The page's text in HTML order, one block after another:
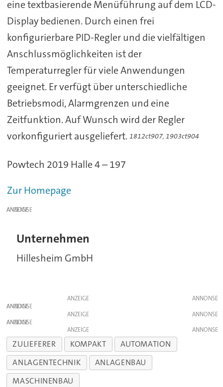
eine textbasierende Menüführung auf dem LCD-
Display bedienen. Durch einen frei
konfigurierbare PID-Regler und die vielfältigen
Anschlussmöglichkeiten ist der
Temperaturregler für viele Anwendungen
geeignet. Er verfügt über unterschiedliche
Betriebsmodi, Alarmgrenzen und eine
Zeitfunktion. Auf Wunsch wird der Regler
vorkonfiguriert ausgeliefert. 1812ct907, 1903ct904
Powtech 2019 Halle 4 – 197
Zur Homepage
ANZEIGE
Unternehmen
Hillesheim GmbH
ANZEIGE
ANZEIGE
ANZEIGE
ANZEIGE
ANZEIGE
ZULIEFERER KOMPAKT
AUTOMATION
ANLAGENTECHNIK
ANLAGENBAU
MASCHINENBAU